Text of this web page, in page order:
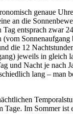
genaue
an die
Tag entsprach zwar
(vom Sonnenaufgang
die 12
jeweils in gleich
und Nacht je nach
lang – man
Tage. Im Sommer ist